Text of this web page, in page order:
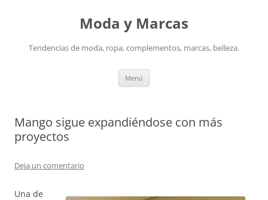
Moda y Marcas
Tendencias de moda, ropa, complementos, marcas, belleza.
Menú
Mango sigue expandiéndose con más
proyectos
Deja un comentario
Una de